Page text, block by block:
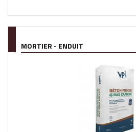
MORTIER - ENDUIT